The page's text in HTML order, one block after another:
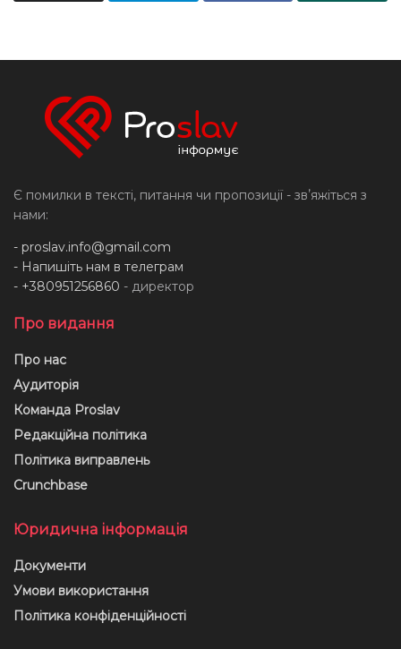
Є помилки в тексті, питання чи пропозиції - звʼяжіться з
нами:
- proslav.info@gmail.com
- Напишіть нам в телеграм
- +380951256860 - директор
Про видання
Про нас
Аудиторія
Команда Proslav
Редакційна політика
Політика виправлень
Crunchbase
Юридична інформація
Документи
Умови використання
Політика конфіденційності